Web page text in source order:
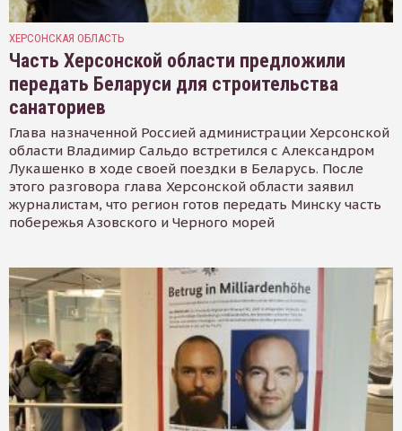
ХЕРСОНСКАЯ ОБЛАСТЬ
Часть Херсонской области предложили
передать Беларуси для строительства
санаториев
Глава назначенной Россией администрации Херсонской
области Владимир Сальдо встретился с Александром
Лукашенко в ходе своей поездки в Беларусь. После
этого разговора глава Херсонской области заявил
журналистам, что регион готов передать Минску часть
побережья Азовского и Черного морей